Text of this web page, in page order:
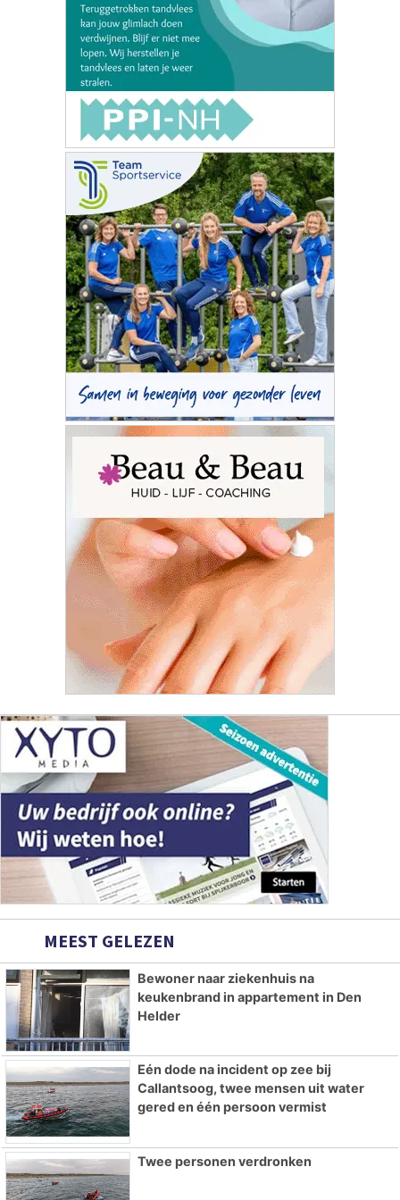
MEEST GELEZEN
Bewoner naar ziekenhuis na
keukenbrand in appartement in Den
Helder
Eén dode na incident op zee bij
Callantsoog, twee mensen uit water
gered en één persoon vermist
Twee personen verdronken